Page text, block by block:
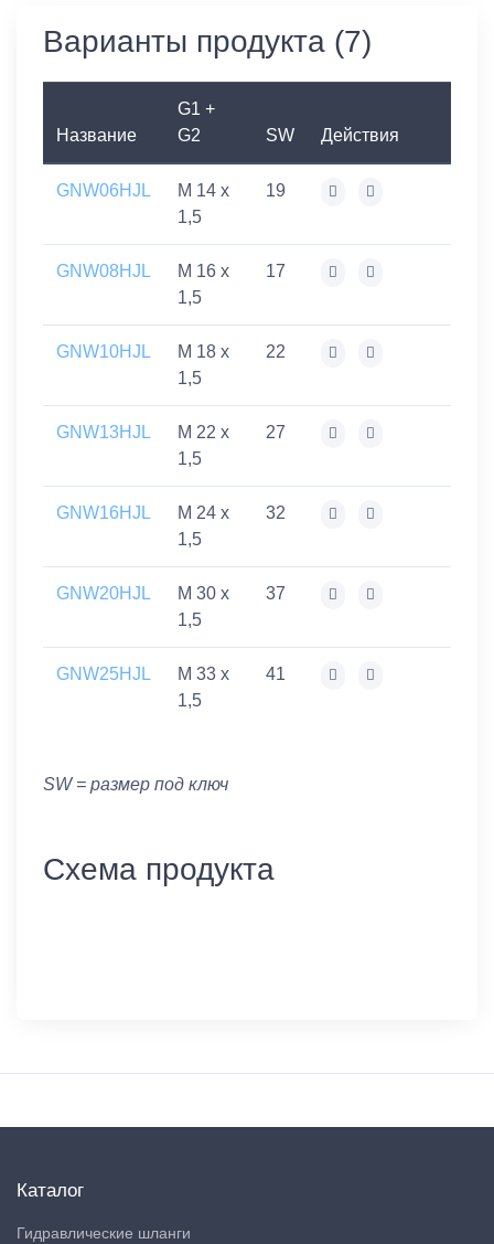
Варианты продукта (7)
Название
G1 +
G2
SW Действия
GNW06HJL
M 14 x
1,5
19
GNW08HJL
M 16 x
1,5
17
GNW10HJL
M 18 x
1,5
22
GNW13HJL
M 22 x
1,5
27
GNW16HJL
M 24 x
1,5
32
GNW20HJL
M 30 x
1,5
37
GNW25HJL
M 33 x
1,5
41
SW = размер под ключ
Схема продукта
Каталог
Гидравлические шланги